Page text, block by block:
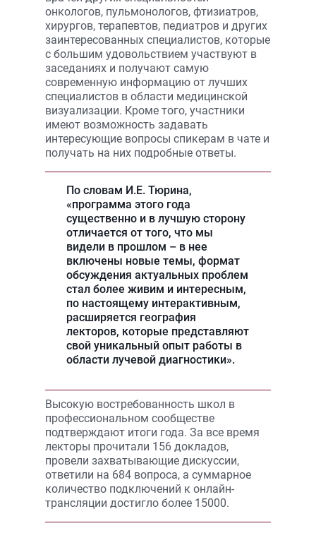
онкологов, пульмонологов, фтизиатров,
хирургов, терапевтов, педиатров и других
заинтересованных специалистов, которые
с большим удовольствием участвуют в
заседаниях и получают самую
современную информацию от лучших
специалистов в области медицинской
визуализации. Кроме того, участники
имеют возможность задавать
интересующие вопросы спикерам в чате и
получать на них подробные ответы.
По словам И.Е. Тюрина,
«программа этого года
существенно и в лучшую сторону
отличается от того, что мы
видели в прошлом – в нее
включены новые темы, формат
обсуждения актуальных проблем
стал более живим и интересным,
по настоящему интерактивным,
расширяется география
лекторов, которые представляют
свой уникальный опыт работы в
области лучевой диагностики».
Высокую востребованность школ в
профессиональном сообществе
подтверждают итоги года. За все время
лекторы прочитали 156 докладов,
провели захватывающие дискуссии,
ответили на 684 вопроса, а суммарное
количество подключений к онлайн-
трансляции достигло более 15000.